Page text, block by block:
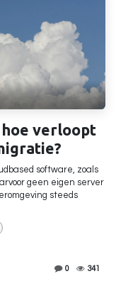
verloopt
software, zoals
geen eigen server
steeds
0 341